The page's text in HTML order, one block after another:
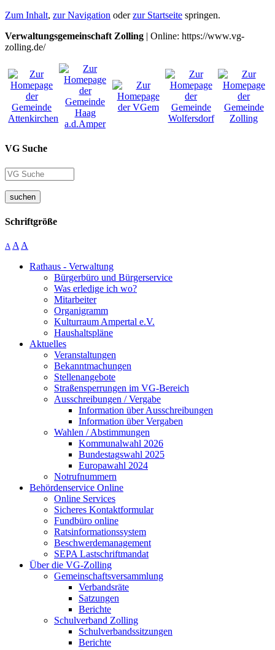
Zum Inhalt, zur Navigation oderzur Startseite springen.
Verwaltungsgemeinschaft Zolling | Online: https://www.vg-
zolling.de/
VG Suche
suchen
Schriftgröße
A A A
Rathaus - Verwaltung
Bürgerbüro und Bürgerservice
Was erledige ich wo?
Mitarbeiter
Organigramm
Kulturraum Ampertal e.V.
Haushaltspläne
Aktuelles
Veranstaltungen
Bekanntmachungen
Stellenangebote
Straßensperrungen im VG-Bereich
Ausschreibungen / Vergabe
Information über Ausschreibungen
Information über Vergaben
Wahlen / Abstimmungen
Kommunalwahl 2026
Bundestagswahl 2025
Europawahl 2024
Notrufnummern
Behördenservice Online
Online Services
Sicheres Kontaktformular
Fundbüro online
Ratsinformationssystem
Beschwerdemanagement
SEPA Lastschriftmandat
Über die VG-Zolling
Gemeinschaftsversammlung
Verbandsräte
Satzungen
Berichte
Schulverband Zolling
Schulverbandssitzungen
Berichte